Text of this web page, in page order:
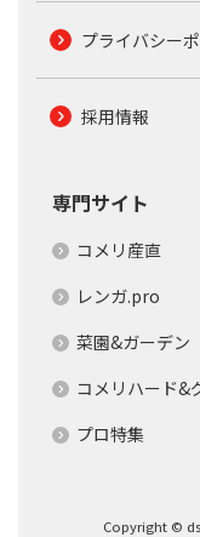
プライバシー
採用情報
専門サイト
コメリ産直
レンガ.pro
菜園&ガーデン
コメリハード&
プロ特集
Copyright ©